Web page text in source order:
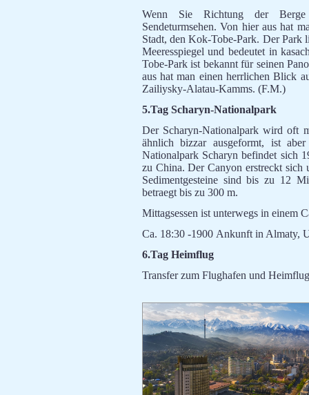
Wenn Sie Richtung der Berge
Sendeturmsehen. Von hier aus hat
Stadt, den Kok-Tobe-Park. Der Park
Meeresspiegel und bedeutet in
Tobe-Park ist bekannt für seinen
aus hat man einen herrlichen Blick
Zailiysky-Alatau-Kamms. (F.M.)
5.Tag Scharyn-Nationalpark
Der Scharyn-Nationalpark wird oft
ähnlich bizzar ausgeformt, ist
Nationalpark Scharyn befindet sich
zu China. Der Canyon erstreckt sich
Sedimentgesteine sind bis zu 12
betraegt bis zu 300 m.
Mittagsessen ist unterwegs in einem
Ca. 18:30 -1900 Ankunft in Almaty,
6.Tag Heimflug
Transfer zum Flughafen und